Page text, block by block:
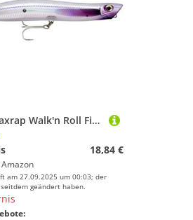
Rapala - Maxrap Walk'n Roll Fishing Lure Construction ABS - Lure Sea & Flooring Frischwasser - Oberflächenschwimmtiefe - Größe 10 cm / 13g - Made in Estland - Flake Purple Ghost
18,84 €
Amazon
am 27.09.2025 um 00:03; der
geändert haben.